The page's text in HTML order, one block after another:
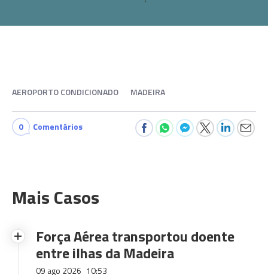
AEROPORTO CONDICIONADO MADEIRA
0 Comentários
Mais Casos
Força Aérea transportou doente
entre ilhas da Madeira
09 ago 2026 10:53